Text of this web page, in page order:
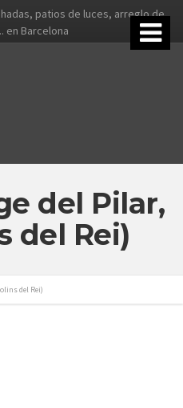
patios de luces, arreglo de
en Barcelona
del Pilar,
del Rei)
del Rei)